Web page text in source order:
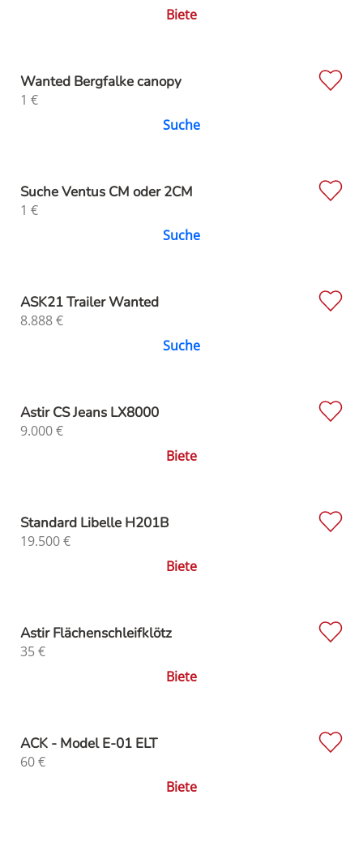
Biete
Wanted Bergfalke canopy
1 €
Suche
Suche Ventus CM oder 2CM
1 €
Suche
ASK21 Trailer Wanted
8.888€
Suche
Astir CS Jeans LX8000
9.000€
Biete
Standard Libelle H201B
19.500€
Biete
Astir Flächenschleifklötz
35€
Biete
ACK - Model E-01 ELT
60€
Biete